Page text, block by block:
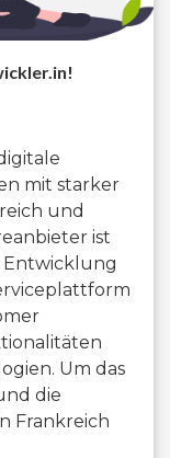
mit starker
und
ist
Entwicklung
Um das
die
Frankreich